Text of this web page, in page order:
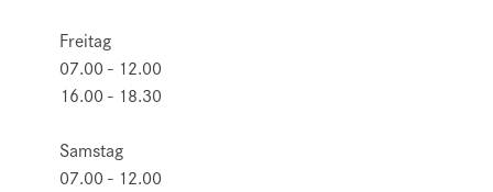
Freitag
07.00 - 12.00
16.00 - 18.30
Samstag
07.00 - 12.00